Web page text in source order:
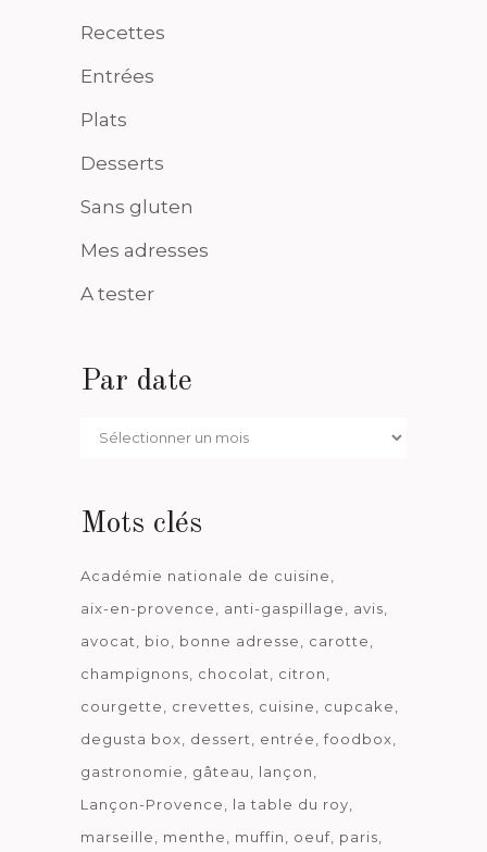
Recettes
Entrées
Plats
Desserts
Sans gluten
Mes adresses
A tester
Par date
Par
Mots clés
Académie nationale de cuisine
aix-en-provence
anti-gaspillage
avis
avocat
bio bonne adresse
carotte
champignons
chocolat
citron
courgette
crevettes cuisine
cupcake
degusta box
dessert entrée
foodbox
gastronomie
gâteau
lançon
Lançon-Provence
la table du roy
marseille
menthe muffin oeuf paris